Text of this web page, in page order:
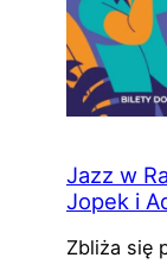
Jazz w
Jopek i
Zbliża się